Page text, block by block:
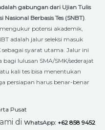
gabungan dari Ujian Tulis
Nasional Berbasis Tes (SNBT)
potensi akademik,
adalah jalur seleksi masuk
syarat utama. Jalur ini
lulusan SMA/SMK/sederajat
kali tes bisa menentukan
persiapan harus benar-benar
Pusat
di WhatsApp: +62 858 9452